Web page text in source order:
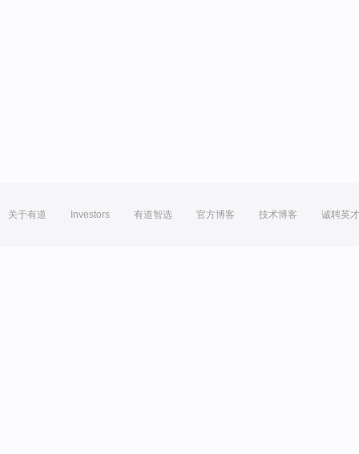
关于有道 Investors 有道智选 官方博客 技术博客 诚聘英才